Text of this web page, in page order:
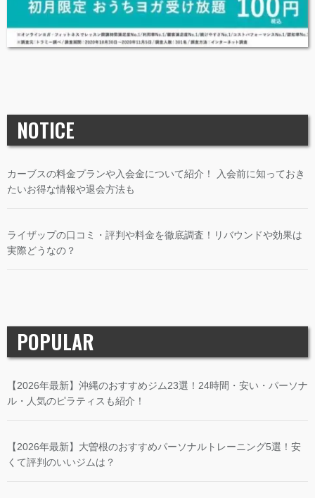
NOTICE
カーブスの料金プランや入会金について紹介！ 入会前に知っておき
たいお得な情報や退会方法も
ライザップの口コミ・評判や料金を徹底調査！リバウンドや効果は
実際どうなの？
POPULAR
【2026年最新】沖縄のおすすめジム23選！24時間・安い・パーソナ
ル・人気のピラティスも紹介！
【2026年最新】大曽根のおすすめパーソナルトレーニング5選！安
くて評判のいいジムは？